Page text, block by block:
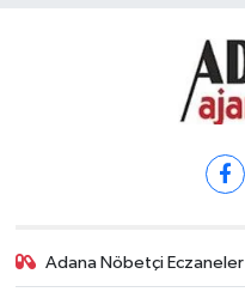
Adana Nöbetçi Eczaneler